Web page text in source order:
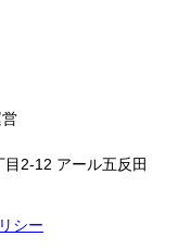
2-12 アール五反田
シー